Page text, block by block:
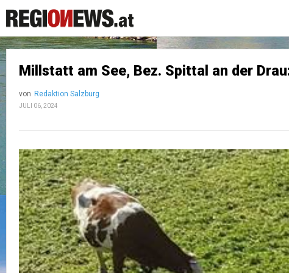
Millstatt am See, Bez. Spittal an der
von Redaktion Salzburg
JULI 06, 2024